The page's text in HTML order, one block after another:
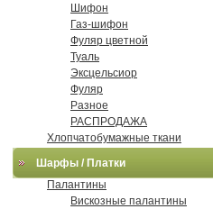
Шифон
Газ-шифон
Фуляр цветной
Туаль
Эксцельсиор
Фуляр
Разное
РАСПРОДАЖА
Хлопчатобумажные ткани
Шарфы / Платки
Палантины
Вискозные палантины